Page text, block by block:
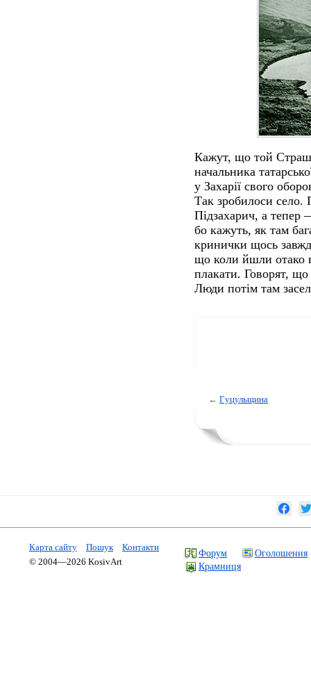
Кажут, що той
начальника
у Захарії свого
Так зробилоси село.
Підзахарич, а тепер
бо кажуть, як там
кринички щось
що коли йшли отако
плакати. Говорят, що
Люди потім там
← Гуцульщина
Карта сайту Пошук
Контакти
© 2004—2026 KosivArt
Форум
Оголошення
Крамниця